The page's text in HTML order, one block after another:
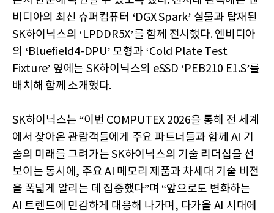
비디아의 최신 슈퍼컴퓨터 ‘DGX Spark’ 실물과 탑재된
SK하이닉스의 ‘LPDDR5X’를 함께 전시했다. 엔비디아
의 ‘Bluefield4-DPU’ 모형과 ‘Cold Plate Test
Fixture’ 옆에는 SK하이닉스의 eSSD ‘PEB210 E1.S’를
배치해 함께 소개했다.
SK하이닉스는 “이번 COMPUTEX 2026을 통해 전 세계
에서 찾아온 관람객들에게 주요 파트너들과 함께 AI 기
술의 미래를 그려가는 SK하이닉스의 기술 리더십을 선
보이는 동시에, 주요 AI 메모리 제품과 차세대 기술 비전
을 폭넓게 알리는 데 집중했다”며 “앞으로도 변화하는
AI 트렌드에 민감하게 대응해 나가며, 다가올 AI 시대에